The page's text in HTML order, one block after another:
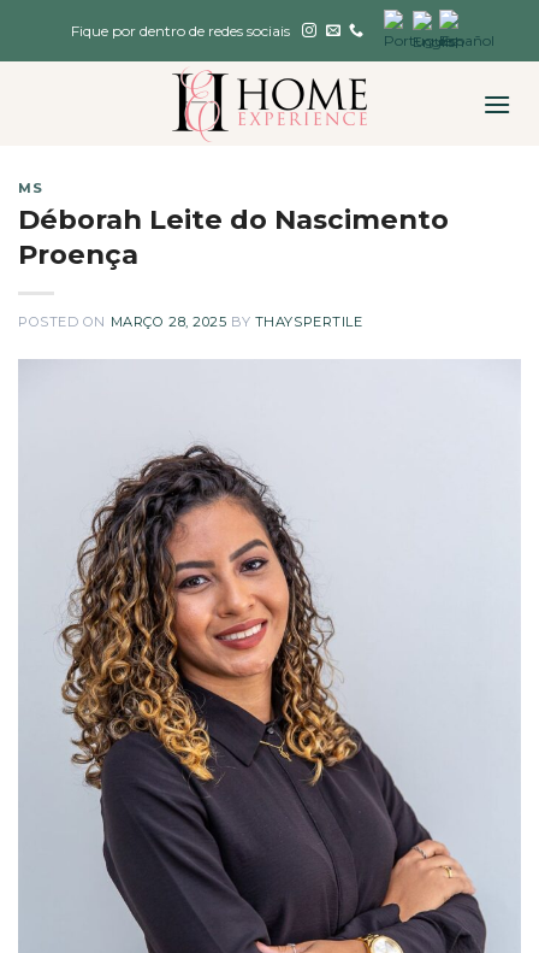
Fique por dentro de redes sociais
MS
Déborah Leite do Nascimento
Proença
POSTED ON MARÇO 28, 2025 BY THAYSPERTILE